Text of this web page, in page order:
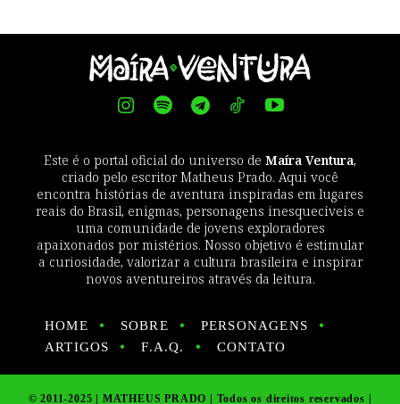
Este é o portal oficial do universo de Maíra Ventura,
criado pelo escritor Matheus Prado. Aqui você
encontra histórias de aventura inspiradas em lugares
reais do Brasil, enigmas, personagens inesquecíveis e
uma comunidade de jovens exploradores
apaixonados por mistérios. Nosso objetivo é estimular
a curiosidade, valorizar a cultura brasileira e inspirar
novos aventureiros através da leitura.
HOME SOBRE
PERSONAGENS
ARTIGOS
F.A.Q. CONTATO
© 2011-2025 | MATHEUS PRADO | Todos os direitos reservados |